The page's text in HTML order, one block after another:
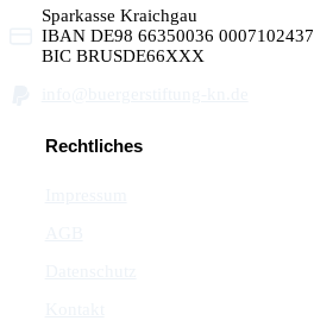
Sparkasse Kraichgau
IBAN DE98 66350036 0007102437
BIC BRUSDE66XXX
Rechtliches